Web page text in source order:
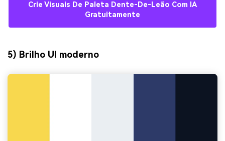
Crie Visuais De Paleta Dente-De-Leão Com IA
Gratuitamente
5) Brilho UI moderno